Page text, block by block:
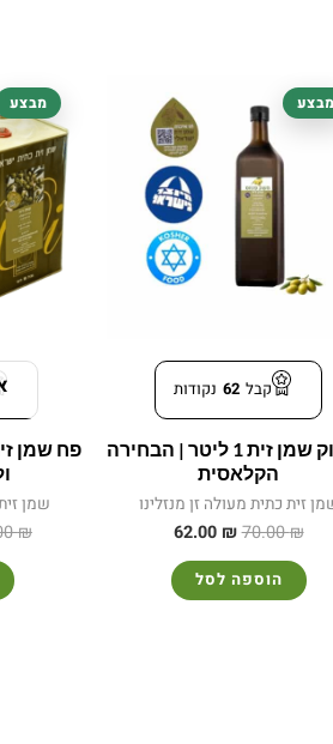
קבל 62 נקודות
מבצע
בקבוק שמן זית 1 ליטר | הבחירה
הקלאסית
זית כתית מעולה זן מנזלינו
70.00₪
המקורי
70.00 ₪.
62.00 ₪
הנוכחי
הוא:
62.00 ₪.
הוספה לסל
מבצע
שמן
₪